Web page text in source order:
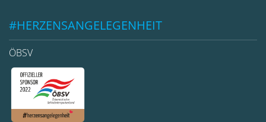
#HERZENSANGELEGENHEIT
ÖBSV